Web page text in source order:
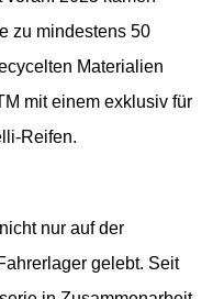
zu mindestens 50
Materialien
mit einem exklusiv für
Reifen.
nur auf der
gelebt. Seit